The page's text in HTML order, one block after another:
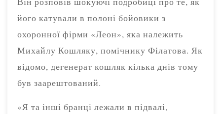
його катували в полоні бойовики з
охоронної фірми «Леон», яка належить
Михайлу Кошляку, помічнику Філатова. Як
відомо, дегенерат кошляк кілька днів тому
був заарештований.
«Я та інші бранці лежали в підвалі,